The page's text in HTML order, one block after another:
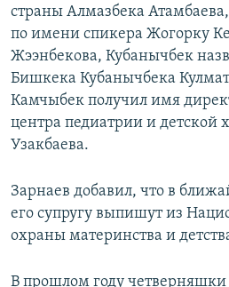
страны Алмазбека
по имени спикера Жогорку
Жээнбекова, Кубанычбек
Бишкека Кубанычбека
Камчыбек получил имя
центра педиатрии и детской
Узакбаева.
Зарнаев добавил, что в
его супругу выпишут из
охраны материнства и
В прошлом году четверняшки